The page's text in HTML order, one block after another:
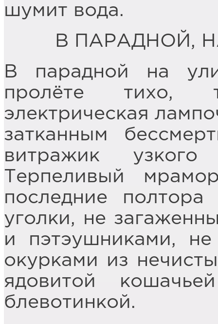
шумит вода.
В ПАРАДНОЙ,
В парадной на
пролёте тихо,
электрическая
затканным
витражик узкого
Терпеливый
последние
уголки, не
и пэтэушниками,
окурками из
ядовитой
блевотинкой.